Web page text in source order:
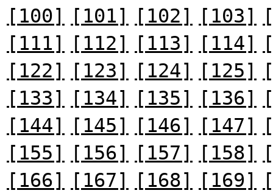
[100]
[101] [102] [103]
[111]
[112] [113] [114]
[122]
[123] [124] [125]
[133]
[134] [135] [136]
[144]
[145] [146] [147]
[155]
[156] [157] [158]
[166]
[167] [168] [169]